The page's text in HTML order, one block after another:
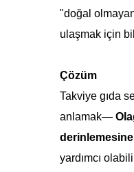
"doğal
ulaşmak için
Çözüm
Takviye gıda
anlamak—
derinlemesine
yardımcı